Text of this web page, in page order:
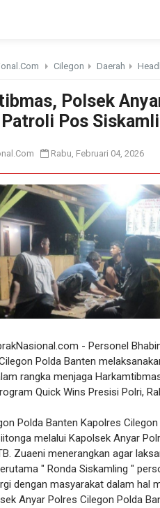
Cilegon Daerah
Polsek
Pos
Rabu, Februari 04, 2026
- Personel
Polda Banten
rangka menjaga
Quick Wins Presisi Polri,
Polda Banten Kapolres Cilegon
melalui Kapolsek Anyar
Zuaeni menerangkan agar
" Ronda Siskamling "
dengan masyarakat dalam hal
Anyar Polres Cilegon Polda